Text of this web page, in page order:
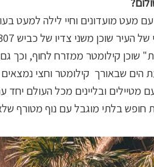
מעט מועדונים וחיי לילה למעט
משני צדיו של כביש 307, החוצה את הריביירה מאיה מדרום
שוכן קילומטר ממזרח לחוף, וכך
הים שבאורך קילומטר וחצי נמצאים
מטיילים ובליינים מכל העולם יחד
חופש בלתי מוגבל עם נוף מטורף